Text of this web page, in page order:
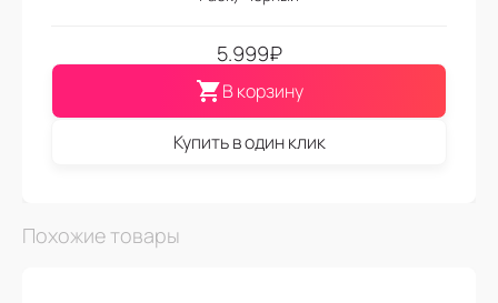
5.999₽
В корзину
Купить в один клик
Похожие товары